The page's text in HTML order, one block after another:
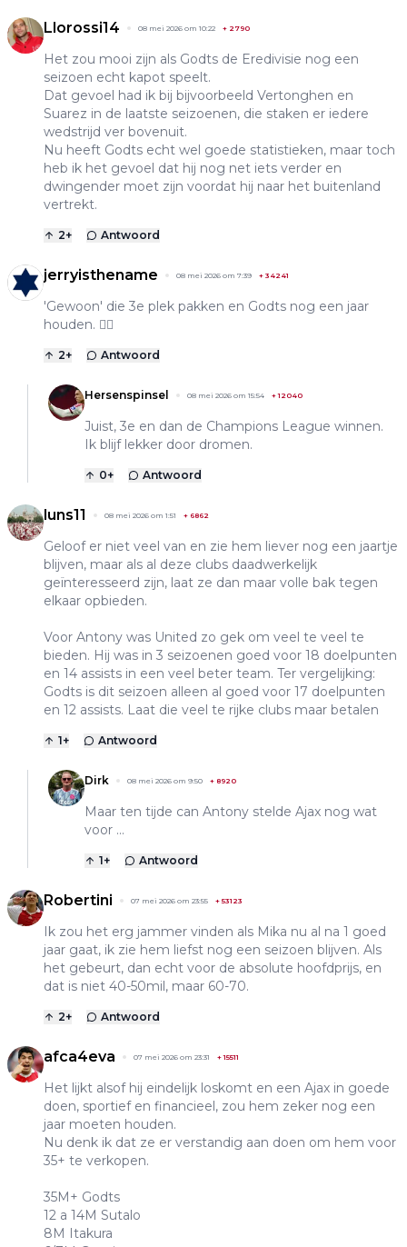
Llorossi14 08 mei 2026 om 10:22 + 2790
Het zou mooi zijn als Godts de Eredivisie nog een
seizoen echt kapot speelt.
Dat gevoel had ik bij bijvoorbeeld Vertonghen en
Suarez in de laatste seizoenen, die staken er iedere
wedstrijd ver bovenuit.
Nu heeft Godts echt wel goede statistieken, maar toch
heb ik het gevoel dat hij nog net iets verder en
dwingender moet zijn voordat hij naar het buitenland
vertrekt.
2+ Antwoord
jerryisthename 08 mei 2026 om 7:39 + 34241
'Gewoon' die 3e plek pakken en Godts nog een jaar
houden. 👍🏽
2+ Antwoord
Hersenspinsel 08 mei 2026 om 15:54 +12040
Juist, 3e en dan de Champions League winnen.
Ik blijf lekker door dromen.
0+ Antwoord
luns11 08 mei 2026 om 1:51 + 6862
Geloof er niet veel van en zie hem liever nog een jaartje
blijven, maar als al deze clubs daadwerkelijk
geïnteresseerd zijn, laat ze dan maar volle bak tegen
elkaar opbieden.
Voor Antony was United zo gek om veel te veel te
bieden. Hij was in 3 seizoenen goed voor 18 doelpunten
en 14 assists in een veel beter team. Ter vergelijking:
Godts is dit seizoen alleen al goed voor 17 doelpunten
en 12 assists. Laat die veel te rijke clubs maar betalen
1+ Antwoord
Dirk 08 mei 2026 om 9:50 + 8920
Maar ten tijde can Antony stelde Ajax nog wat
voor ...
1+ Antwoord
Robertini 07 mei 2026 om 23:55 + 53123
Ik zou het erg jammer vinden als Mika nu al na 1 goed
jaar gaat, ik zie hem liefst nog een seizoen blijven. Als
het gebeurt, dan echt voor de absolute hoofdprijs, en
dat is niet 40-50mil, maar 60-70.
2+ Antwoord
afca4eva 07 mei 2026 om 23:31 +15511
Het lijkt alsof hij eindelijk loskomt en een Ajax in goede
doen, sportief en financieel, zou hem zeker nog een
jaar moeten houden.
Nu denk ik dat ze er verstandig aan doen om hem voor
35+ te verkopen.
35M+ Godts
12 a 14M Sutalo
8M Itakura